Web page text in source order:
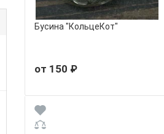
Бусина "КольцеКот"
от 150 ₽